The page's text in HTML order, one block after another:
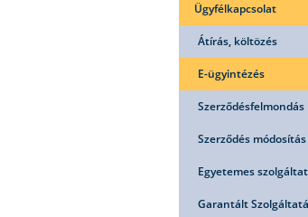
Ügyfélkapcsolat
Átírás, költözés
E-ügyintézés
Szerződésfelmondás
Szerződés módosítás
Egyetemes
Garantált